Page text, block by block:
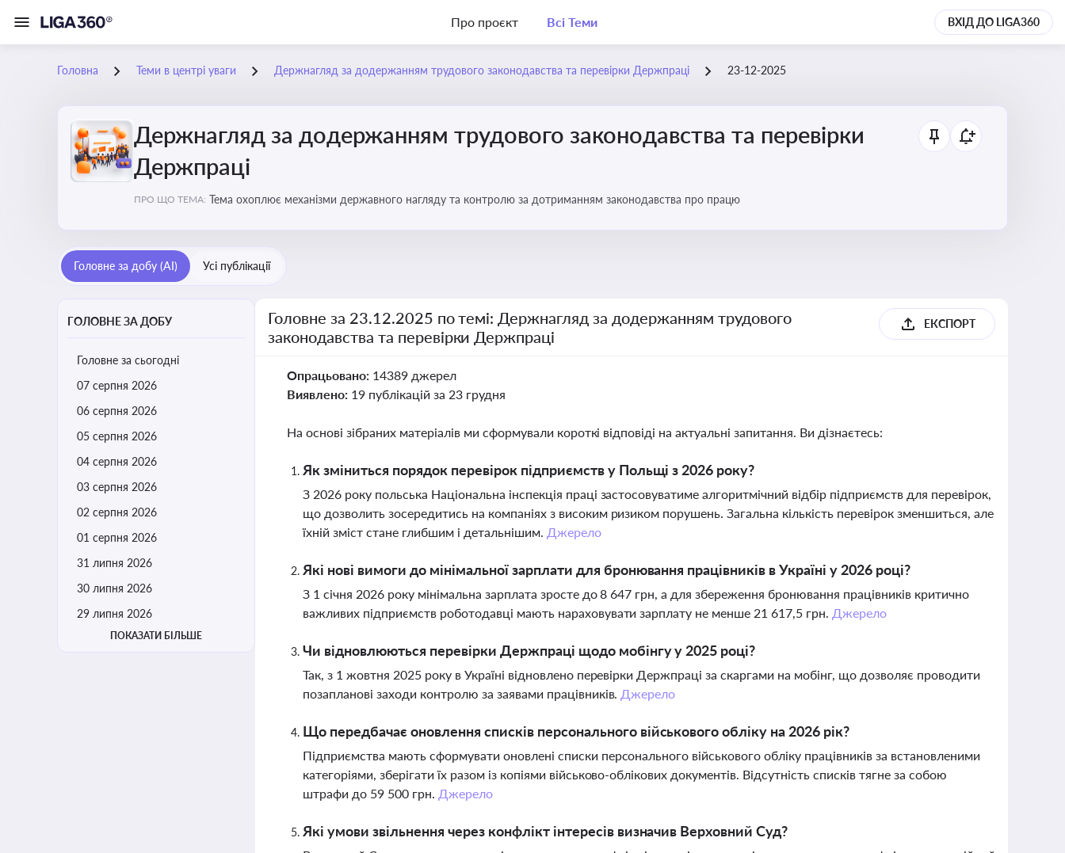
Про проєкт Всі Теми ВХІД ДО LIGA360
Головна Теми в центрі уваги Держнагляд за додержанням трудового законодавства та перевірки Держпраці 23-12-2025
Держнагляд за додержанням трудового законодавства та перевірки
Держпраці
ПРО ЩО ТЕМА: Тема охоплює механізми державного нагляду та контролю за дотриманням законодавства про працю
Головне за добу (AI) Усі публікації
ГОЛОВНЕ ЗА ДОБУ
Головне за сьогодні
07 серпня 2026
06 серпня 2026
05 серпня 2026
04 серпня 2026
03 серпня 2026
02 серпня 2026
01 серпня 2026
31 липня 2026
30 липня 2026
29 липня 2026
ПОКАЗАТИ БІЛЬШЕ
Головне за 23.12.2025 по темі: Держнагляд за додержанням трудового
законодавства та перевірки Держпраці
ЕКСПОРТ
Опрацьовано: 14389 джерел
Виявлено: 19 публікацій за 23 грудня
На основі зібраних матеріалів ми сформували короткі відповіді на актуальні запитання. Ви дізнаєтесь:
Як зміниться порядок перевірок підприємств у Польщі з 2026 року?
З 2026 року польська Національна інспекція праці застосовуватиме алгоритмічний відбір підприємств для перевірок,
що дозволить зосередитись на компаніях з високим ризиком порушень. Загальна кількість перевірок зменшиться, але
їхній зміст стане глибшим і детальнішим. Джерело
Які нові вимоги до мінімальної зарплати для бронювання працівників в Україні у 2026 році?
З 1 січня 2026 року мінімальна зарплата зросте до 8 647 грн, а для збереження бронювання працівників критично
важливих підприємств роботодавці мають нараховувати зарплату не менше 21 617,5 грн. Джерело
Чи відновлюються перевірки Держпраці щодо мобінгу у 2025 році?
Так, з 1 жовтня 2025 року в Україні відновлено перевірки Держпраці за скаргами на мобінг, що дозволяє проводити
позапланові заходи контролю за заявами працівників. Джерело
Що передбачає оновлення списків персонального військового обліку на 2026 рік?
Підприємства мають сформувати оновлені списки персонального військового обліку працівників за встановленими
категоріями, зберігати їх разом із копіями військово-облікових документів. Відсутність списків тягне за собою
штрафи до 59 500 грн. Джерело
Які умови звільнення через конфлікт інтересів визначив Верховний Суд?